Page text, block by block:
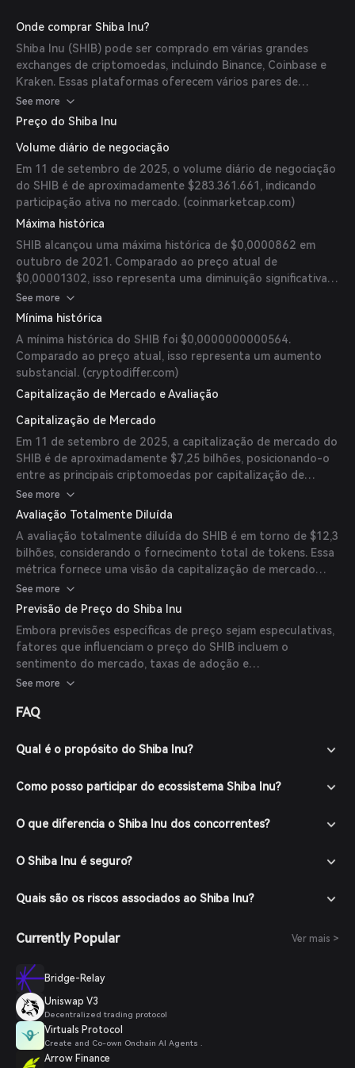
Onde comprar Shiba Inu?
Shiba Inu (SHIB) pode ser comprado em várias grandes
exchanges de criptomoedas, incluindo Binance, Coinbase e
Kraken. Essas plataformas oferecem vários pares de
negociação, sendo SHIB/USDT um dos mais populares.
(binance.com)
See more
Preço do Shiba Inu
Volume diário de negociação
Em 11 de setembro de 2025, o volume diário de negociação
do SHIB é de aproximadamente $283.361.661, indicando
participação ativa no mercado. (coinmarketcap.com)
Máxima histórica
SHIB alcançou uma máxima histórica de $0,0000862 em
outubro de 2021. Comparado ao preço atual de
$0,00001302, isso representa uma diminuição significativa.
(cryptodiffer.com
See more
Mínima histórica
A mínima histórica do SHIB foi $0,0000000000564.
Comparado ao preço atual, isso representa um aumento
substancial. (cryptodiffer.com)
Capitalização de Mercado e Avaliação
Capitalização de Mercado
Em 11 de setembro de 2025, a capitalização de mercado do
SHIB é de aproximadamente $7,25 bilhões, posicionando-o
entre as principais criptomoedas por capitalização de
mercado. (cryptodiffer.com
See more
Avaliação Totalmente Diluída
A avaliação totalmente diluída do SHIB é em torno de $12,3
bilhões, considerando o fornecimento total de tokens. Essa
métrica fornece uma visão da capitalização de mercado
potencial se todos os tokens estivessem em circulação.
(cryptodiffer.com
See more
Previsão de Preço do Shiba Inu
Embora previsões específicas de preço sejam especulativas,
fatores que influenciam o preço do SHIB incluem o
sentimento do mercado, taxas de adoção e
desenvolvimentos dentro do ecossistema Shiba Inu. Até o
publicações confiáveis.
See more
FAQ
Qual é o propósito do Shiba Inu?
Como posso participar do ecossistema Shiba Inu?
O que diferencia o Shiba Inu dos concorrentes?
O Shiba Inu é seguro?
Quais são os riscos associados ao Shiba Inu?
Currently Popular Ver mais >
Bridge-Relay
Uniswap V3
Decentralized trading protocol
Virtuals Protocol
Create and Co-own Onchain AI Agents .
Arrow Finance